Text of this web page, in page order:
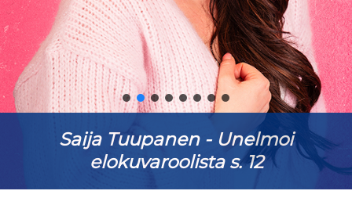
Saija Tuupanen - Unelmoi
elokuvaroolista s. 12